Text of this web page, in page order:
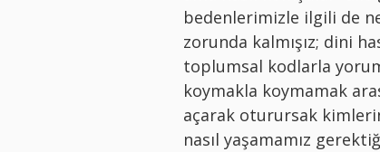
bedenlerimizle ilgili de
zorunda kalmışız; dini
toplumsal kodlarla
koymakla koymamak
açarak oturursak
nasıl yaşamamız